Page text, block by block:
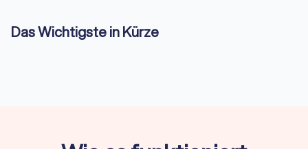
Das Wichtigste in Kürze